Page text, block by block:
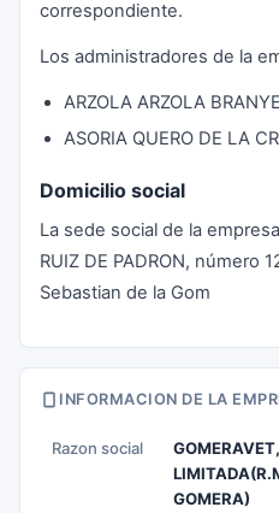
correspondiente.
Los administradores de la
ARZOLA ARZOLA
ASORIA QUERO DE LA
Domicilio social
La sede social de la
RUIZ DE PADRON, número
Sebastian de la Gom
INFORMACION DE LA
Razon social
GOMERA)